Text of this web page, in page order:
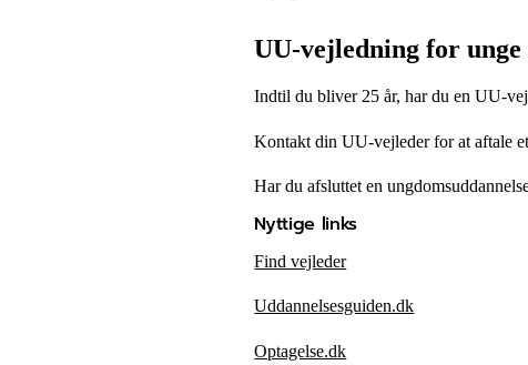
UU-vejledning for unge
Indtil du bliver 25 år, har du en UU-
Kontakt din UU-vejleder for at aftale
Har du afsluttet en
Nyttige links
Find vejleder
Uddannelsesguiden.dk
Optagelse.dk